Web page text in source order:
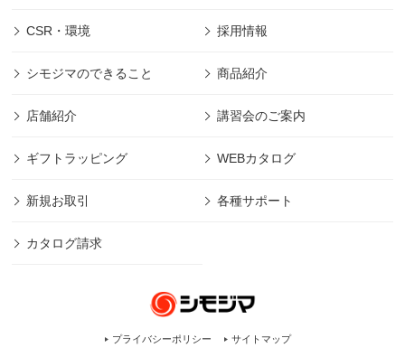
CSR・環境 採用情報
シモジマのできること 商品紹介
店舗紹介 講習会のご案内
ギフトラッピング WEBカタログ
新規お取引 各種サポート
カタログ請求
プライバシーポリシー サイトマップ